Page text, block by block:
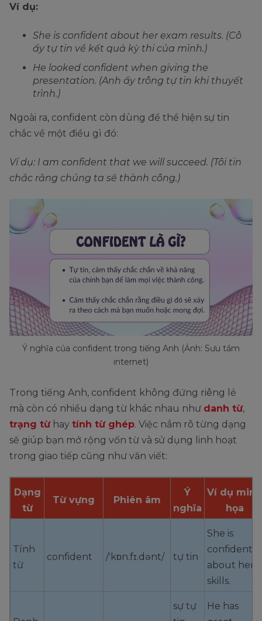
Ví dụ:
She is confident about her exam results. (Cô
ấy tự tin về kết quả kỳ thi của mình.)
He looked confident when giving the
presentation. (Anh ấy trông tự tin khi thuyết
trình.)
Ngoài ra, confident còn dùng để thể hiện sự tin
chắc về một điều gì đó:
Ví dụ: I am confident that we will succeed. (Tôi tin
chắc rằng chúng ta sẽ thành công.)
Ý nghĩa của confident trong tiếng Anh (Ảnh: Sưu tầm
internet)
Trong tiếng Anh, confident không đứng riêng lẻ
mà còn có nhiều dạng từ khác nhau như danh từ,
trạng từhay tính từ ghép. Việc nắm rõ từng dạng
sẽ giúp bạn mở rộng vốn từ và sử dụng linh hoạt
trong giao tiếp cũng như văn viết:
Dạng
từ
Từ vựng Phiên âm
Ý
nghĩa
Ví dụ minh
họa
Tính
từ
confident /ˈkɒn.fɪ.dənt/ tự tin
She is
confident
about her
skills.
sự tự
He has